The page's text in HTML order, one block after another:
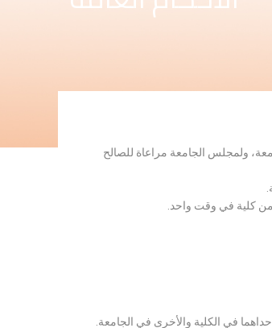
ولمجلس الجامعة مراعاة للصالح
من كلية في وقت واحد.
في الكلية والأخرى في الجامعة.